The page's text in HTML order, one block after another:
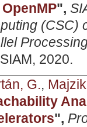
",
(CSC)
2020.
G.,
",